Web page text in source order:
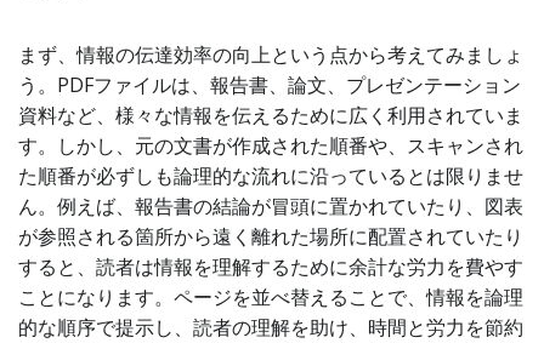
まず、情報の伝達効率の向上という点から考えてみましょ
う。PDFファイルは、報告書、論文、プレゼンテーション
資料など、様々な情報を伝えるために広く利用されていま
す。しかし、元の文書が作成された順番や、スキャンされ
た順番が必ずしも論理的な流れに沿っているとは限りませ
ん。例えば、報告書の結論が冒頭に置かれていたり、図表
が参照される箇所から遠く離れた場所に配置されていたり
すると、読者は情報を理解するために余計な労力を費やす
ことになります。ページを並べ替えることで、情報を論理
的な順序で提示し、読者の理解を助け、時間と労力を節約